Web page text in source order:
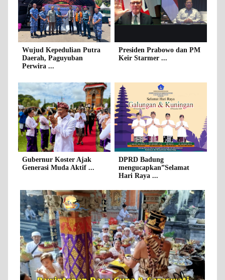
Wujud Kepedulian Putra
Daerah, Paguyuban
Perwira ...
Presiden Prabowo dan PM
Keir Starmer ...
Gubernur Koster Ajak
Generasi Muda Aktif ...
DPRD Badung
mengucapkan”Selamat
Hari Raya ...